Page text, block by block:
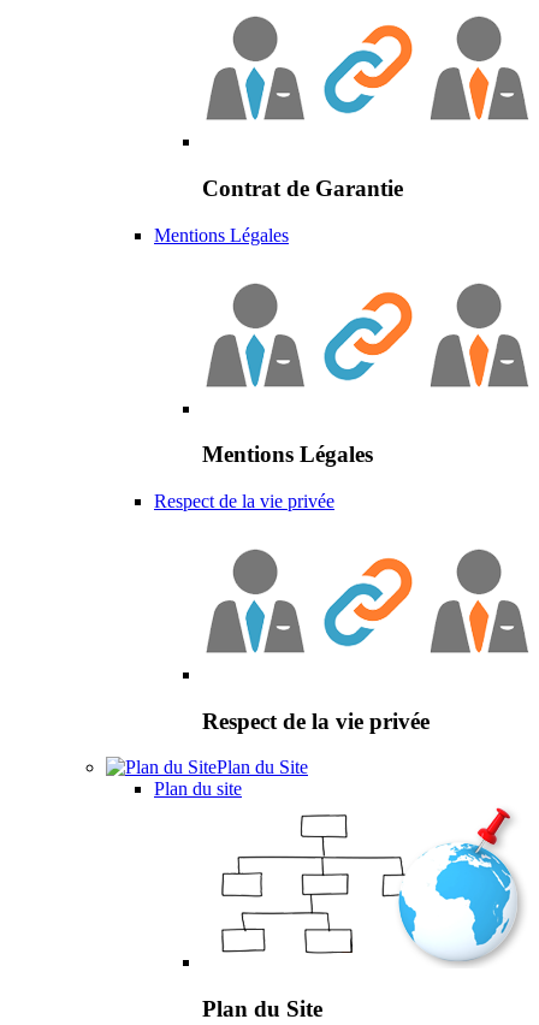
Contrat de Garantie
Mentions Légales
Mentions Légales
Respect de la vie privée
Respect de la vie privée
Plan du Site
Plan du site
Plan du Site